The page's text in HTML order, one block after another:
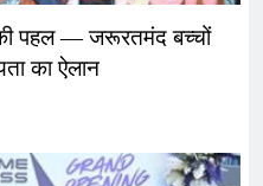
पहल — जरूरतमंद बच्चों
का ऐलान